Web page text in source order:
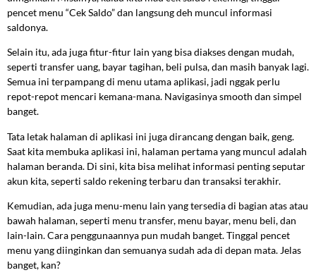
pencet menu “Cek Saldo” dan langsung deh muncul informasi
saldonya.
Selain itu, ada juga fitur-fitur lain yang bisa diakses dengan mudah,
seperti transfer uang, bayar tagihan, beli pulsa, dan masih banyak lagi.
Semua ini terpampang di menu utama aplikasi, jadi nggak perlu
repot-repot mencari kemana-mana. Navigasinya smooth dan simpel
banget.
Tata letak halaman di aplikasi ini juga dirancang dengan baik, geng.
Saat kita membuka aplikasi ini, halaman pertama yang muncul adalah
halaman beranda. Di sini, kita bisa melihat informasi penting seputar
akun kita, seperti saldo rekening terbaru dan transaksi terakhir.
Kemudian, ada juga menu-menu lain yang tersedia di bagian atas atau
bawah halaman, seperti menu transfer, menu bayar, menu beli, dan
lain-lain. Cara penggunaannya pun mudah banget. Tinggal pencet
menu yang diinginkan dan semuanya sudah ada di depan mata. Jelas
banget, kan?